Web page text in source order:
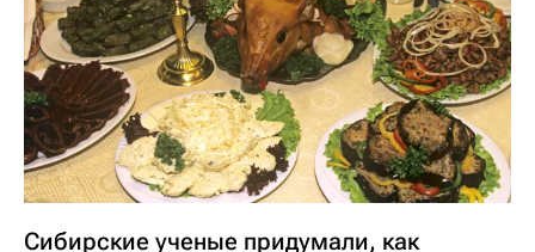
Сибирские ученые придумали, как